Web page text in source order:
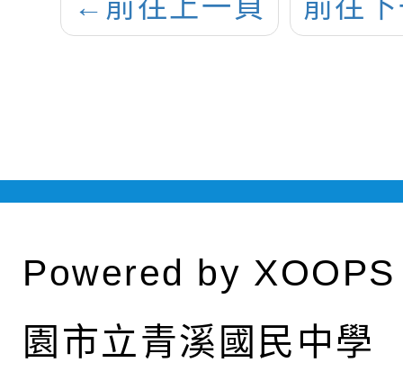
← 前往上一頁 前往
Powered by XOOPS
園市立青溪國民中學